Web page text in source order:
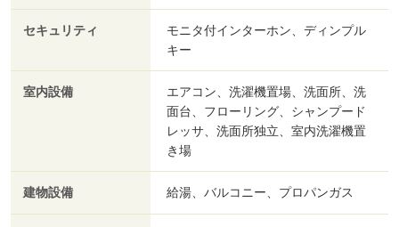
セキュリティ
モニタ付インターホン、ディンプル
キー
室内設備
エアコン、洗濯機置場、洗面所、洗
面台、フローリング、シャンプード
レッサ、洗面所独立、室内洗濯機置
き場
建物設備 給湯、バルコニー、プロパンガス